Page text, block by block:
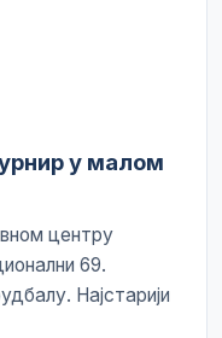
у малом
центру
69.
Најстарији